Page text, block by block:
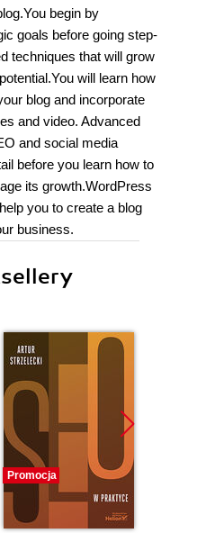
begin by
goals before going step-
techniques that will grow
will learn how
blog and incorporate
and video. Advanced
and social media
before you learn how to
its growth.WordPress
you to create a blog
business.
Promocja